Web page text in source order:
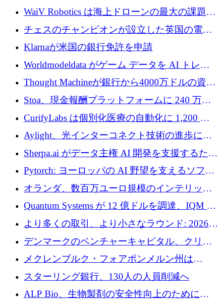
コラボレーションを強化するために 47 万ユー
WaiV Robotics は海上ドローンの最大の課題の
1 つをどのように解決しているか
チェスのチャンピオンが設立した英国の電池
材料スタートアップ TaiSan が 465 万ポンドを
Klarnaが米国の銀行免許を申請
Worldmodeldata がゲーム データを AI トレー
ニングに変えるために 700 万ポンドを獲得
Thought Machineが銀行から4000万ドルの資金
調達、年間収益1億ドルを突破
Stoa、現金報酬プラットフォームに 240 万ド
ルを確保
CurifyLabs は個別化医療の自動化に 1,200 万
ユーロを寄付
Aylight、光インターコネクト技術の進歩に向
けて450万ユーロのプレシードラウンドを終了
Sherpa.ai がデータ主権 AI 開発を支援するため
に 1,800 万ドルを調達
Pytorch: ヨーロッパの AI 野望を支えるソフト
ウェア層
オランダ、数百万ユーロ規模のインテリック
との提携で軍用ドローンにソフトウェアファ
ースト戦略を採用
Quantum Systems が 12 億ドルを調達、IQM が
米国の主要取引所で初の欧州量子企業とな
る、6 月に欧州のスタートアップ資金調達
より多くの取引、より小さなラウンド: 2026
年 6 月に欧州のスタートアップ資金調達
デンマークのベンチャーキャピタル、クリメ
ンタム・キャピタルが気候変動対策ハードウ
ェア投資として初回クローズで6,000万ユーロ
を確保
メクレンブルク・フォアポンメルン州は
Nextcloud を州全体に展開し、オープンソース
戦略を拡大
スターリング銀行、130人の人員削減へ
ALP Bio、生物製剤の安全性向上のために